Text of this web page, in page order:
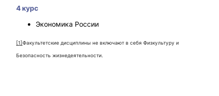
4 курс
Экономика России
[1] Факультетские дисциплины не включают в себя Физкультуру и
Безопасность жизнедеятельности.